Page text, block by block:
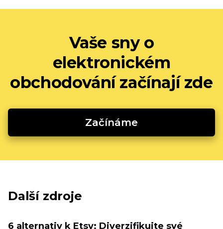
Vaše sny o
elektronickém
obchodování začínají zde
Začínáme
Další zdroje
6 alternativ k Etsy: Diverzifikujte své